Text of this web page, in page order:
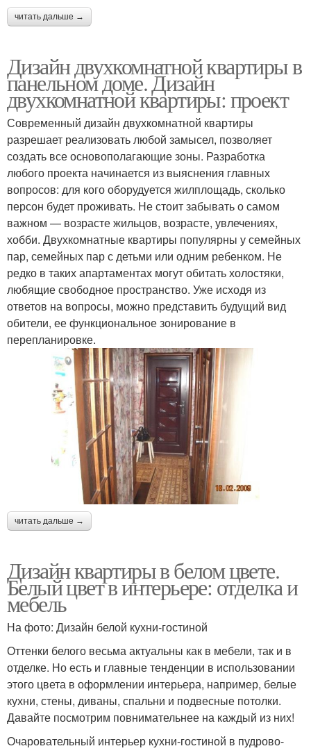
читать дальше →
Дизайн двухкомнатной квартиры в
панельном доме. Дизайн
двухкомнатной квартиры: проект
Современный дизайн двухкомнатной квартиры
разрешает реализовать любой замысел, позволяет
создать все основополагающие зоны. Разработка
любого проекта начинается из выяснения главных
вопросов: для кого оборудуется жилплощадь, сколько
персон будет проживать. Не стоит забывать о самом
важном — возрасте жильцов, возрасте, увлечениях,
хобби. Двухкомнатные квартиры популярны у семейных
пар, семейных пар с детьми или одним ребенком. Не
редко в таких апартаментах могут обитать холостяки,
любящие свободное пространство. Уже исходя из
ответов на вопросы, можно представить будущий вид
обители, ее функциональное зонирование в
перепланировке.
читать дальше →
Дизайн квартиры в белом цвете.
Белый цвет в интерьере: отделка и
мебель
На фото: Дизайн белой кухни-гостиной
Оттенки белого весьма актуальны как в мебели, так и в
отделке. Но есть и главные тенденции в использовании
этого цвета в оформлении интерьера, например, белые
кухни, стены, диваны, спальни и подвесные потолки.
Давайте посмотрим повнимательнее на каждый из них!
Очаровательный интерьер кухни-гостиной в пудрово-